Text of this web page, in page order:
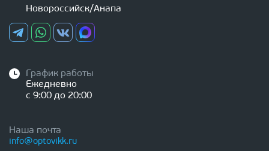
Новороссийск/Анапа
График работы
Ежедневно
с 9:00 до 20:00
Наша почта
info@optovikk.ru